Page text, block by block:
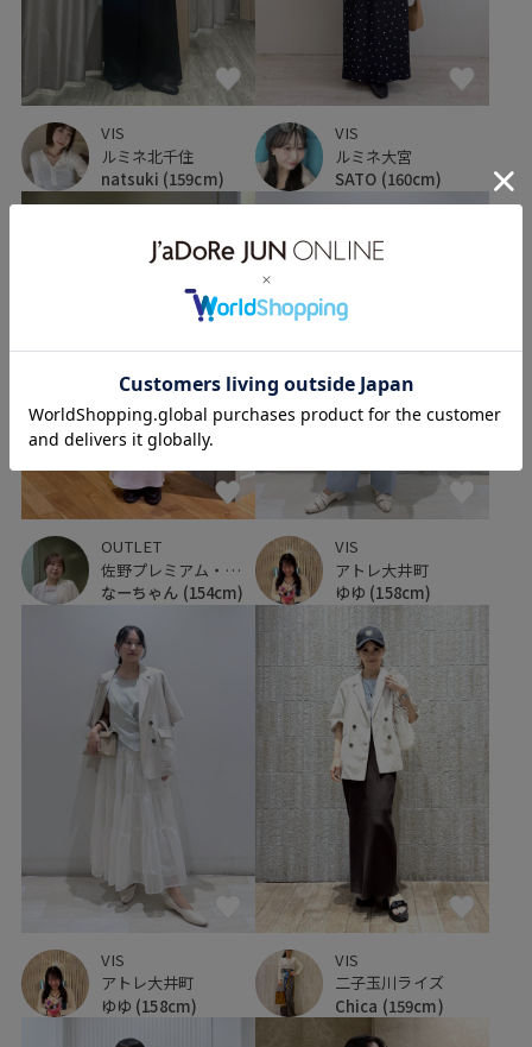
VIS
ルミネ北千住
natsuki (159cm)
VIS
ルミネ大宮
SATO (160cm)
OUTLET
佐野プレミアム・アウトレット
なーちゃん (154cm)
VIS
アトレ大井町
ゆゆ (158cm)
VIS
アトレ大井町
ゆゆ (158cm)
VIS
二子玉川ライズ
Chica (159cm)